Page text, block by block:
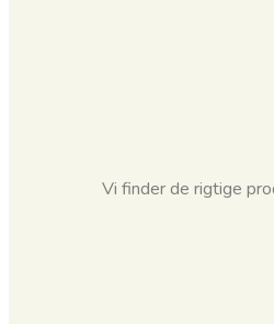
Vi finder de rigtige